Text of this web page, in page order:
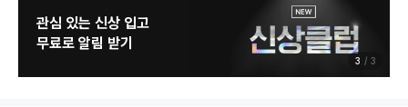
관심 있는 신상 입고
무료로 알림 받기
3 3